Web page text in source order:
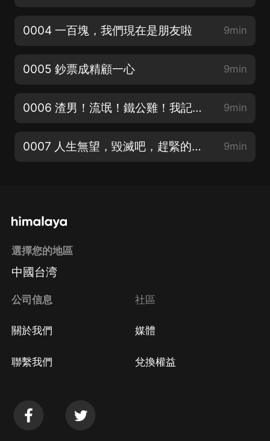
0004 一百塊，我們現在是朋友啦 9min
0005 鈔票成精顧一心 9min
0006 渣男！流氓！鐵公雞！我記住你們了！ 9min
0007 人生無望，毀滅吧，趕緊的，累了 9min
選擇您的地區
中國台湾
公司信息
關於我們
聯繫我們
社區
媒體
兌換權益